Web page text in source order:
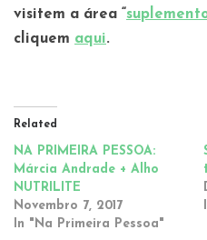
visitem a área “
cliquem aqui.
Related
NA PRIMEIRA PESSOA:
Márcia Andrade + Alho
NUTRILITE
Novembro 7, 2017
In "Na Primeira Pessoa"